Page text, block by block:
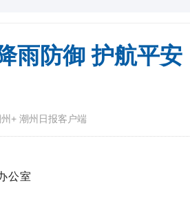
雨防御 护航平安
+ 潮州日报客户端
公室